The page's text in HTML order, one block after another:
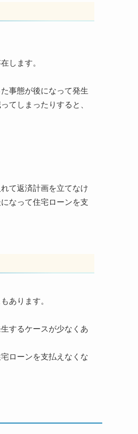
します。
事態が後になって発生
てしまったりすると、
て返済計画を立てなけ
なって住宅ローンを支
あります。
するケースが少なくあ
ローンを支払えなくな